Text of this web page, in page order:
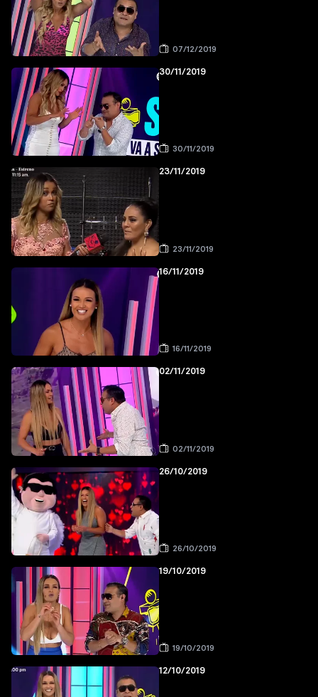
07/12/2019
30/11/2019
30/11/2019
23/11/2019
23/11/2019
16/11/2019
16/11/2019
02/11/2019
02/11/2019
26/10/2019
26/10/2019
19/10/2019
19/10/2019
12/10/2019